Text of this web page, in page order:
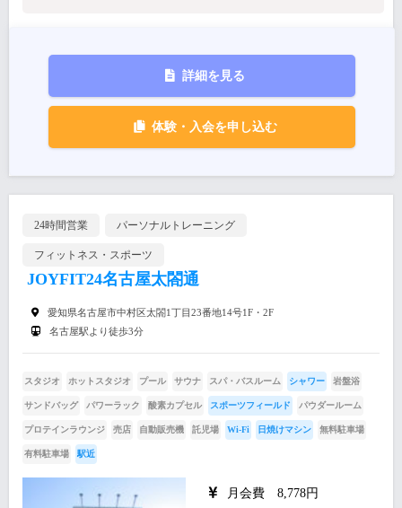
詳細を見る
体験・入会を申し込む
24時間営業 パーソナルトレーニング
フィットネス・スポーツ
JOYFIT24名古屋太閤通
愛知県名古屋市中村区太閤1丁目23番地14号1F・2F
名古屋駅より徒歩3分
スタジオ ホットスタジオ プール サウナ スパ・バスルーム シャワー 岩盤浴
サンドバッグ パワーラック 酸素カプセル スポーツフィールド パウダールーム
プロテインラウンジ 売店 自動販売機 託児場 Wi-Fi 日焼けマシン 無料駐車場
有料駐車場 駅近
月会費 8,778円